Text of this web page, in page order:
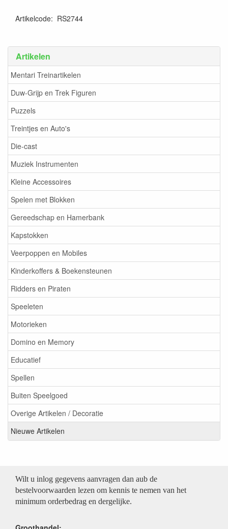
Artikelen
Mentari Treinartikelen
Duw-Grijp en Trek Figuren
Puzzels
Treintjes en Auto's
Die-cast
Muziek Instrumenten
Kleine Accessoires
Spelen met Blokken
Gereedschap en Hamerbank
Kapstokken
Veerpoppen en Mobiles
Kinderkoffers & Boekensteunen
Ridders en Piraten
Speeleten
Motorieken
Domino en Memory
Educatief
Spellen
Buiten Speelgoed
Overige Artikelen / Decoratie
Nieuwe Artikelen
Artikelcode: RS2744
Wilt u inlog gegevens aanvragen dan aub de
bestelvoorwaarden lezen om kennis te nemen van het
minimum orderbedrag en dergelijke.